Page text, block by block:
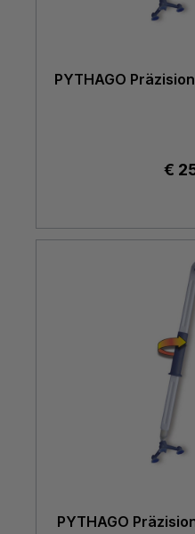
PYTHAGO
€
PYTHAGO